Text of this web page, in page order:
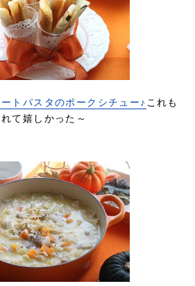
トパスタのポークシチュー♪ これも
て嬉しかった～